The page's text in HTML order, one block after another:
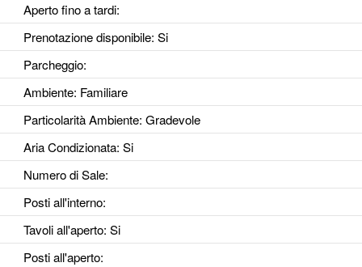
Aperto fino a tardi:
Prenotazione disponibile: Si
Parcheggio:
Ambiente: Familiare
Particolarità Ambiente: Gradevole
Aria Condizionata: Si
Numero di Sale:
Posti all'interno:
Tavoli all'aperto: Si
Posti all'aperto: